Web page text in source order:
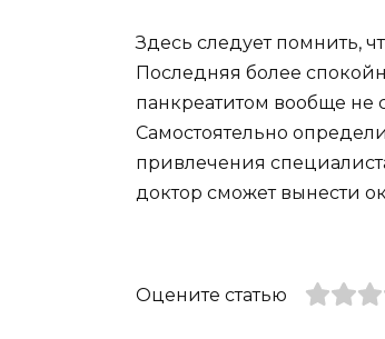
Здесь следует помнить,
Последняя более
панкреатитом вообще не
Самостоятельно
привлечения
доктор сможет вынести
Оцените статью